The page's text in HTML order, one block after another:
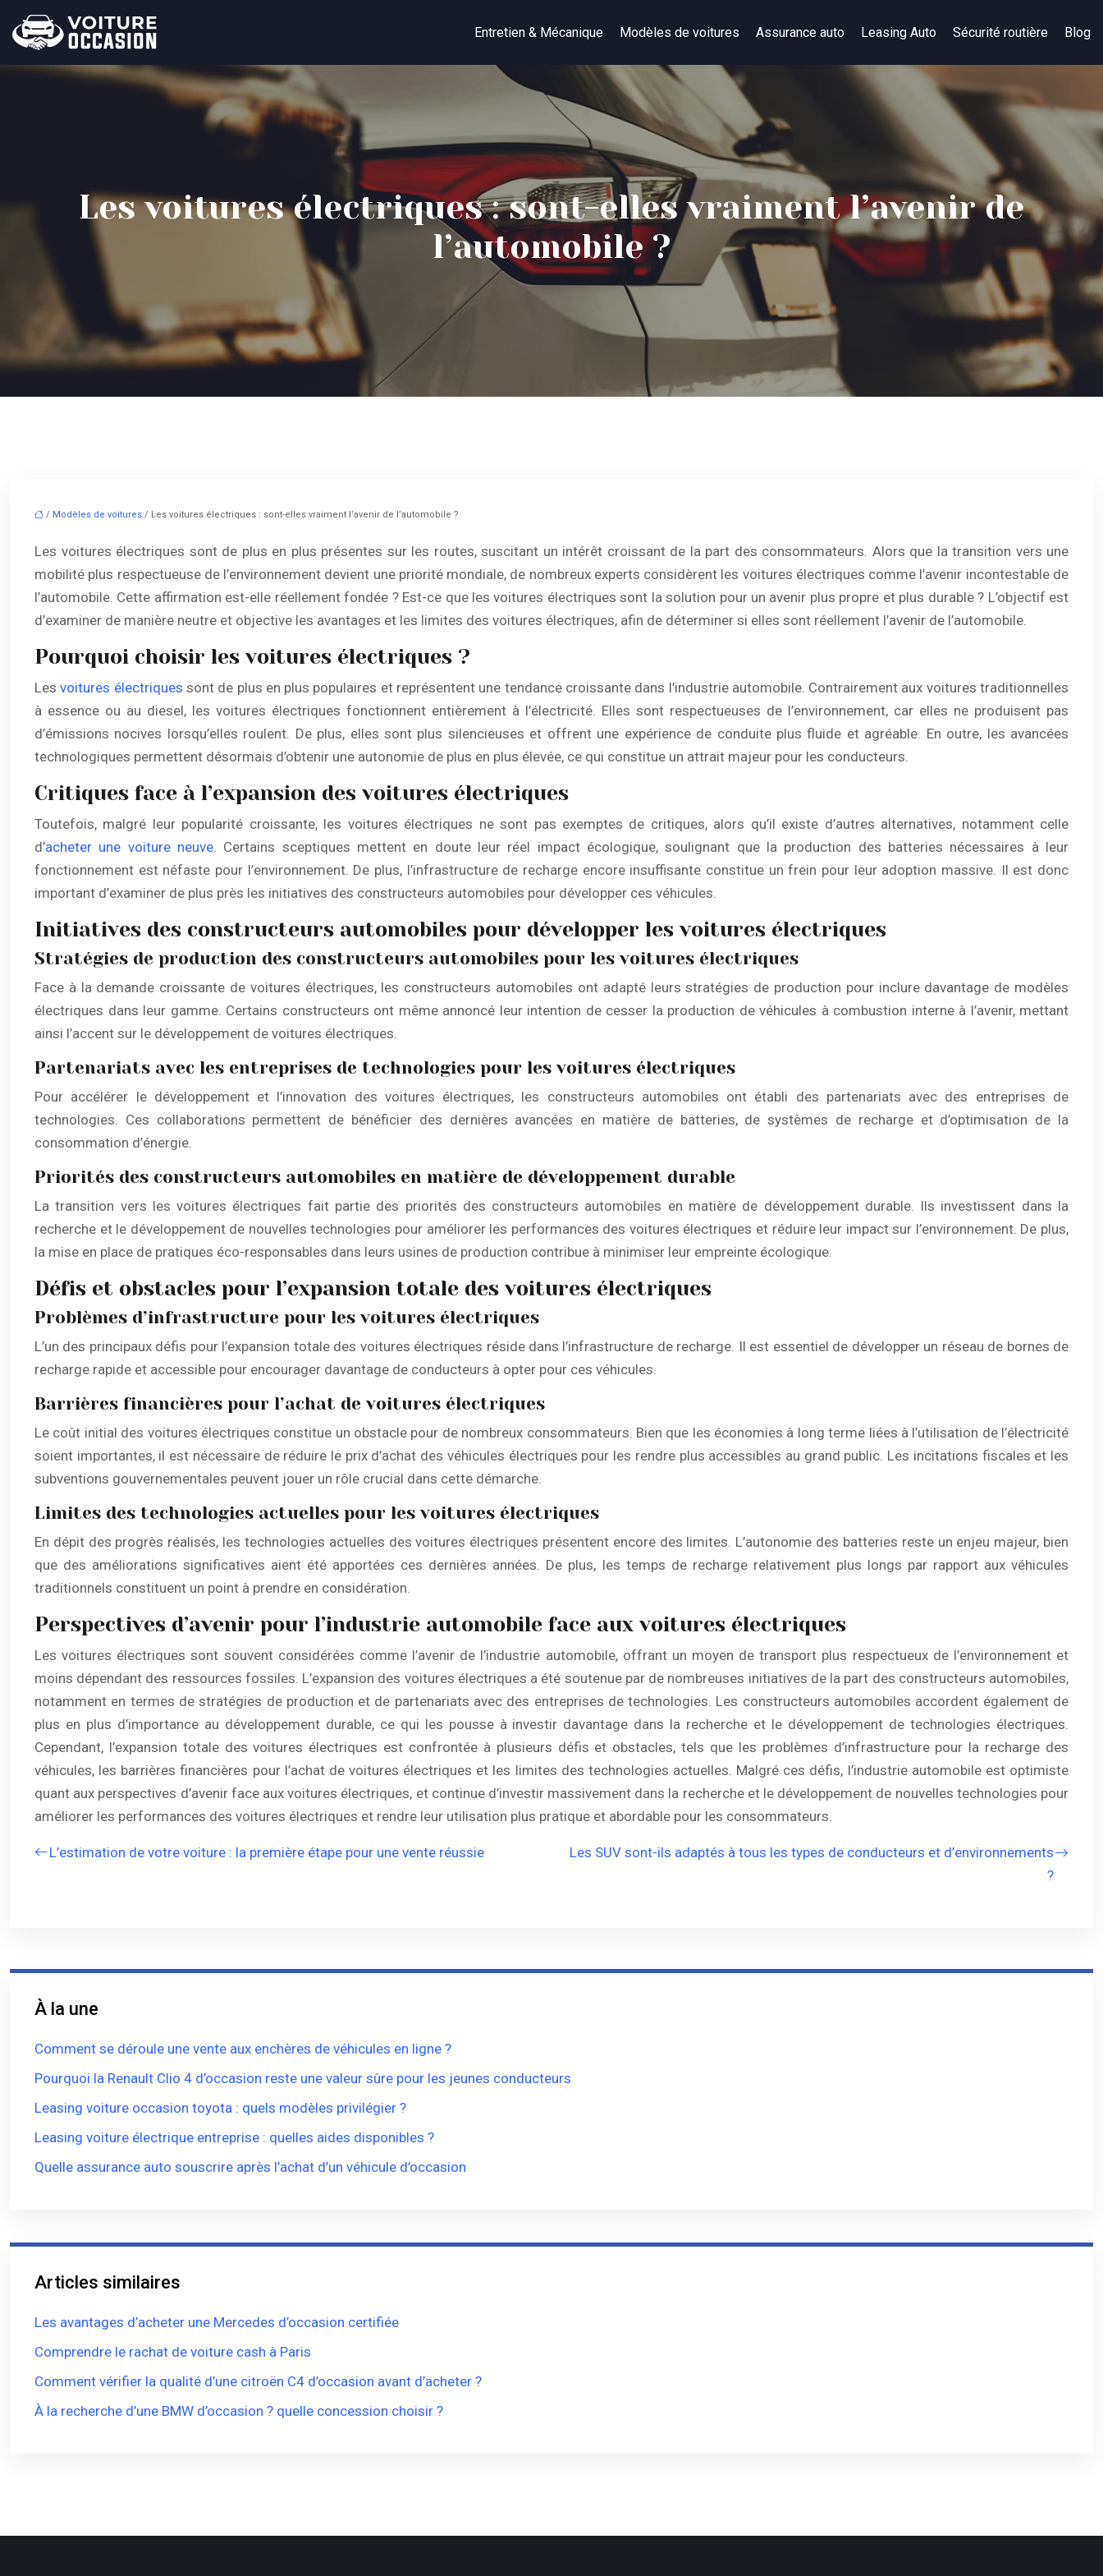
Entretien & Mécanique Modèles de voitures Assurance auto Leasing Auto Sécurité routière Blog
Les voitures électriques : sont-elles vraiment l’avenir de
l’automobile ?
/ Modèles de voitures / Les voitures électriques : sont-elles vraiment l’avenir de l’automobile ?
Les voitures électriques sont de plus en plus présentes sur les routes, suscitant un intérêt croissant de la part des consommateurs. Alors que la transition vers une
mobilité plus respectueuse de l’environnement devient une priorité mondiale, de nombreux experts considèrent les voitures électriques comme l’avenir incontestable de
l’automobile. Cette affirmation est-elle réellement fondée ? Est-ce que les voitures électriques sont la solution pour un avenir plus propre et plus durable ? L’objectif est
d’examiner de manière neutre et objective les avantages et les limites des voitures électriques, afin de déterminer si elles sont réellement l’avenir de l’automobile.
Pourquoi choisir les voitures électriques ?
Lesvoitures électriques sont de plus en plus populaires et représentent une tendance croissante dans l’industrie automobile. Contrairement aux voitures traditionnelles
à essence ou au diesel, les voitures électriques fonctionnent entièrement à l’électricité. Elles sont respectueuses de l’environnement, car elles ne produisent pas
d’émissions nocives lorsqu’elles roulent. De plus, elles sont plus silencieuses et offrent une expérience de conduite plus fluide et agréable. En outre, les avancées
technologiques permettent désormais d’obtenir une autonomie de plus en plus élevée, ce qui constitue un attrait majeur pour les conducteurs.
Critiques face à l’expansion des voitures électriques
Toutefois, malgré leur popularité croissante, les voitures électriques ne sont pas exemptes de critiques, alors qu’il existe d’autres alternatives, notamment celle
d’acheter une voiture neuve. Certains sceptiques mettent en doute leur réel impact écologique, soulignant que la production des batteries nécessaires à leur
fonctionnement est néfaste pour l’environnement. De plus, l’infrastructure de recharge encore insuffisante constitue un frein pour leur adoption massive. Il est donc
important d’examiner de plus près les initiatives des constructeurs automobiles pour développer ces véhicules.
Initiatives des constructeurs automobiles pour développer les voitures électriques
Stratégies de production des constructeurs automobiles pour les voitures électriques
Face à la demande croissante de voitures électriques, les constructeurs automobiles ont adapté leurs stratégies de production pour inclure davantage de modèles
électriques dans leur gamme. Certains constructeurs ont même annoncé leur intention de cesser la production de véhicules à combustion interne à l’avenir, mettant
ainsi l’accent sur le développement de voitures électriques.
Partenariats avec les entreprises de technologies pour les voitures électriques
Pour accélérer le développement et l’innovation des voitures électriques, les constructeurs automobiles ont établi des partenariats avec des entreprises de
technologies. Ces collaborations permettent de bénéficier des dernières avancées en matière de batteries, de systèmes de recharge et d’optimisation de la
consommation d’énergie.
Priorités des constructeurs automobiles en matière de développement durable
La transition vers les voitures électriques fait partie des priorités des constructeurs automobiles en matière de développement durable. Ils investissent dans la
recherche et le développement de nouvelles technologies pour améliorer les performances des voitures électriques et réduire leur impact sur l’environnement. De plus,
la mise en place de pratiques éco-responsables dans leurs usines de production contribue à minimiser leur empreinte écologique.
Défis et obstacles pour l’expansion totale des voitures électriques
Problèmes d’infrastructure pour les voitures électriques
L’un des principaux défis pour l’expansion totale des voitures électriques réside dans l’infrastructure de recharge. Il est essentiel de développer un réseau de bornes de
recharge rapide et accessible pour encourager davantage de conducteurs à opter pour ces véhicules.
Barrières financières pour l’achat de voitures électriques
Le coût initial des voitures électriques constitue un obstacle pour de nombreux consommateurs. Bien que les économies à long terme liées à l’utilisation de l’électricité
soient importantes, il est nécessaire de réduire le prix d’achat des véhicules électriques pour les rendre plus accessibles au grand public. Les incitations fiscales et les
subventions gouvernementales peuvent jouer un rôle crucial dans cette démarche.
Limites des technologies actuelles pour les voitures électriques
En dépit des progrès réalisés, les technologies actuelles des voitures électriques présentent encore des limites. L’autonomie des batteries reste un enjeu majeur, bien
que des améliorations significatives aient été apportées ces dernières années. De plus, les temps de recharge relativement plus longs par rapport aux véhicules
traditionnels constituent un point à prendre en considération.
Perspectives d’avenir pour l’industrie automobile face aux voitures électriques
Les voitures électriques sont souvent considérées comme l’avenir de l’industrie automobile, offrant un moyen de transport plus respectueux de l’environnement et
moins dépendant des ressources fossiles. L’expansion des voitures électriques a été soutenue par de nombreuses initiatives de la part des constructeurs automobiles,
notamment en termes de stratégies de production et de partenariats avec des entreprises de technologies. Les constructeurs automobiles accordent également de
plus en plus d’importance au développement durable, ce qui les pousse à investir davantage dans la recherche et le développement de technologies électriques.
Cependant, l’expansion totale des voitures électriques est confrontée à plusieurs défis et obstacles, tels que les problèmes d’infrastructure pour la recharge des
véhicules, les barrières financières pour l’achat de voitures électriques et les limites des technologies actuelles. Malgré ces défis, l’industrie automobile est optimiste
quant aux perspectives d’avenir face aux voitures électriques, et continue d’investir massivement dans la recherche et le développement de nouvelles technologies pour
améliorer les performances des voitures électriques et rendre leur utilisation plus pratique et abordable pour les consommateurs.
L’estimation de votre voiture : la première étape pour une vente réussie
Les SUV sont-ils adaptés à tous les types de conducteurs et d’environnements
?
À la une
Comment se déroule une vente aux enchères de véhicules en ligne ?
Pourquoi la Renault Clio 4 d’occasion reste une valeur sûre pour les jeunes conducteurs
Leasing voiture occasion toyota : quels modèles privilégier ?
Leasing voiture électrique entreprise : quelles aides disponibles ?
Quelle assurance auto souscrire après l’achat d’un véhicule d’occasion
Articles similaires
Les avantages d’acheter une Mercedes d’occasion certifiée
Comprendre le rachat de voiture cash à Paris
Comment vérifier la qualité d’une citroën C4 d’occasion avant d’acheter ?
À la recherche d’une BMW d’occasion ? quelle concession choisir ?